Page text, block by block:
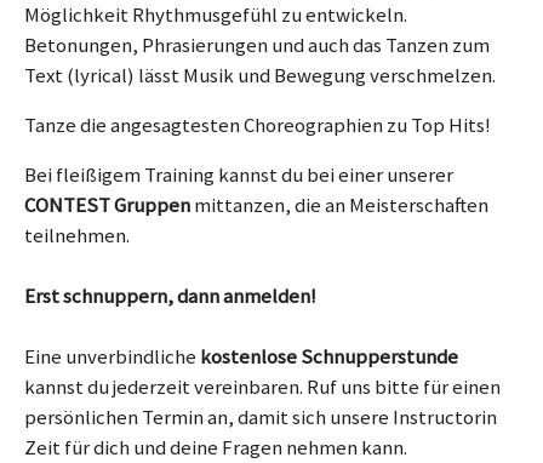
Möglichkeit Rhythmusgefühl zu entwickeln.
Betonungen, Phrasierungen und auch das Tanzen zum
Text (lyrical) lässt Musik und Bewegung verschmelzen.
Tanze die angesagtesten Choreographien zu Top Hits!
Bei fleißigem Training kannst du bei einer unserer
CONTEST Gruppenmittanzen, die an Meisterschaften
teilnehmen.
Erst schnuppern, dann anmelden!
Eine unverbindliche kostenlose Schnupperstunde
kannst du jederzeit vereinbaren. Ruf uns bitte für einen
persönlichen Termin an, damit sich unsere Instructorin
Zeit für dich und deine Fragen nehmen kann.